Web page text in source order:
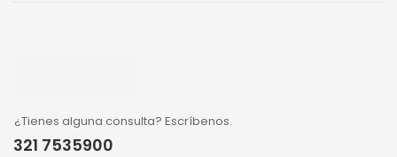
¿Tienes alguna consulta? Escríbenos.
321 7535900